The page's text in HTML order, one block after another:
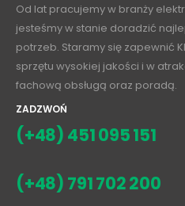
Od lat pracujemy w branży
jesteśmy w stanie doradzić
potrzeb. Staramy się zapewnić
sprzętu wysokiej jakości i w
fachową obsługą oraz poradą.
ZADZWOŃ
(+48) 451 095 151
(+48) 791 702 200